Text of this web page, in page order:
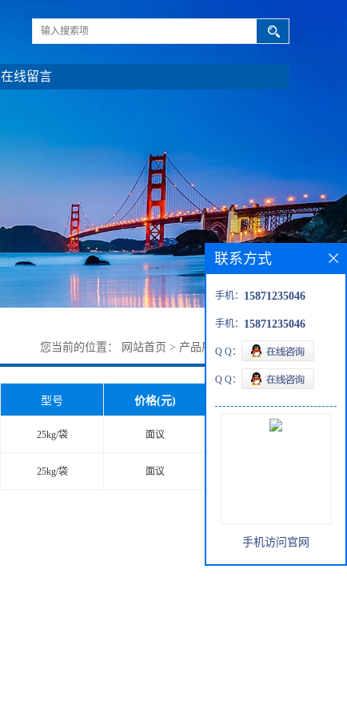
在线留言
您当前的位置： 网站首页 > 产品展厅 > 食品添加剂
型号 价格(元)
25kg/袋 面议
25kg/袋 面议
联系方式
手机： 15871235046
手机： 15871235046
Q Q：
Q Q：
手机访问官网